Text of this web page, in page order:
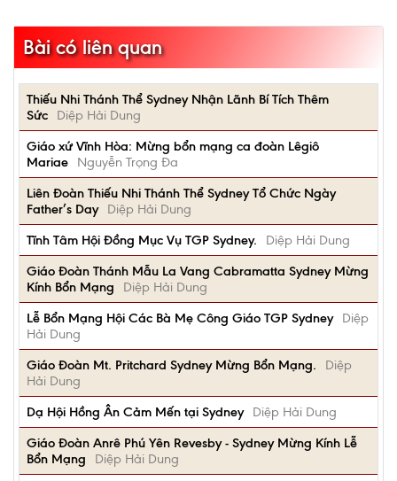
Bài có liên quan
Thiếu Nhi Thánh Thể Sydney Nhận Lãnh Bí Tích Thêm
Sức
Diệp Hải Dung
Giáo xứ Vĩnh Hòa: Mừng bổn mạng ca đoàn Lêgiô
Mariae
Nguyễn Trọng Đa
Liên Đoàn Thiếu Nhi Thánh Thể Sydney Tổ Chức Ngày
Father’s Day
Diệp Hải Dung
Tĩnh Tâm Hội Đồng Mục Vụ TGP Sydney.
Diệp Hải Dung
Giáo Đoàn Thánh Mẫu La Vang Cabramatta Sydney Mừng
Kính Bổn Mạng
Diệp Hải Dung
Lễ Bổn Mạng Hội Các Bà Mẹ Công Giáo TGP Sydney
Diệp
Hải Dung
Giáo Đoàn Mt. Pritchard Sydney Mừng Bổn Mạng.
Diệp
Hải Dung
Dạ Hội Hồng Ân Cảm Mến tại Sydney
Diệp Hải Dung
Giáo Đoàn Anrê Phú Yên Revesby - Sydney Mừng Kính Lễ
Bổn Mạng
Diệp Hải Dung